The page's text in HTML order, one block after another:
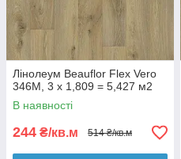
Лінолеум Beauflor Flex Vero
346M, 3 х 1,809 = 5,427 м2
В наявності
244 ₴/кв.м 514 ₴/кв.м